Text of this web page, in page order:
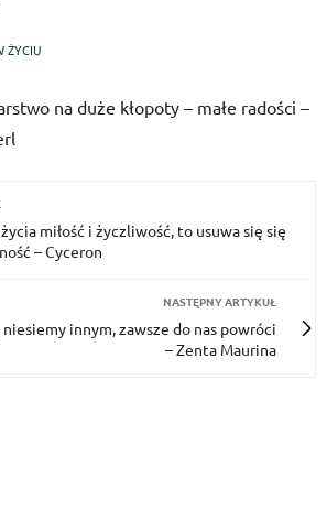
ŻYCIU
na duże kłopoty – małe radości –
miłość i życzli­wość, to usu­wa się się
– Cyceron
NASTĘPNY ARTYKUŁ
niesiemy innym, zawsze do nas powróci
– Zenta Maurina